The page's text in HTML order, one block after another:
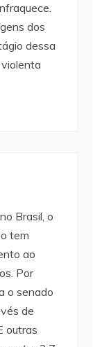
dos
dessa
Brasil, o
tem
ao
Por
o senado
de
outras